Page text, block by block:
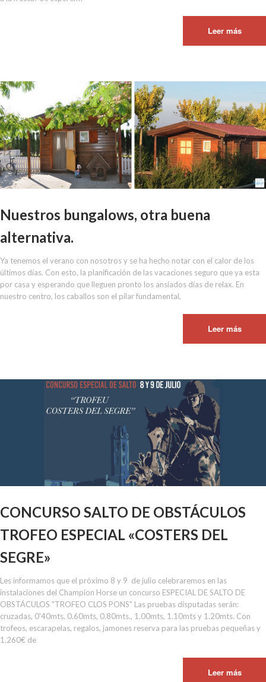
Leer más
Nuestros bungalows, otra buena
alternativa.
Ya tenemos el verano con nosotros y se ha hecho notar con el calor de los
últimos días. Con esto, la planificación de las vacaciones seguro que ya esta
por casa y esperando que lleguen pronto los ansiados días de relax. En
nuestro centro, los caballos son el pilar fundamental,
Leer más
CONCURSO SALTO DE OBSTÁCULOS
TROFEO ESPECIAL «COSTERS DEL
SEGRE»
Les informamos que el próximo 8 y 9 de julio celebraremos en las
instalaciones del Champion Horse un concurso ESPECIAL DE SALTO DE
OBSTÁCULOS "TROFEO CLOS PONS" Las pruebas disputadas serán:
cruzadas, 0'40mts, 0.60mts, 0.80mts., 1.00mts, 1.10mts y 1.20mts. Con
trofeos, escarapelas, regalos, jamones reserva para las pruebas pequeñas y
1.260€ de
Leer más